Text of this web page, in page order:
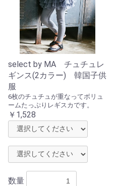
select by MA チュチュレ
ギンス(2カラー) 韓国子供
服
6枚のチュチュが重なってボリュ
ームたっぷりレギスカです。
￥1,528
数量